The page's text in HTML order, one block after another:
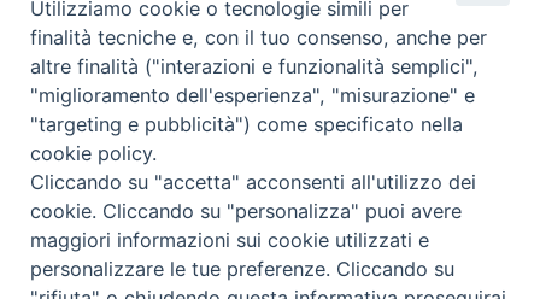
Scrivici
Copyright © 2019 - Tutti i diritti riservati - Vita
Trentina Editrice
Privacy Policy
Torna
Utilizziamo cookie o tecnologie simili per
finalità tecniche e, con il tuo consenso, anche per
altre finalità ("interazioni e funzionalità semplici",
"miglioramento dell'esperienza", "misurazione" e
"targeting e pubblicità") come specificato nella
cookie policy.
Cliccando su "accetta" acconsenti all'utilizzo dei
cookie. Cliccando su "personalizza" puoi avere
maggiori informazioni sui cookie utilizzati e
personalizzare le tue preferenze. Cliccando su